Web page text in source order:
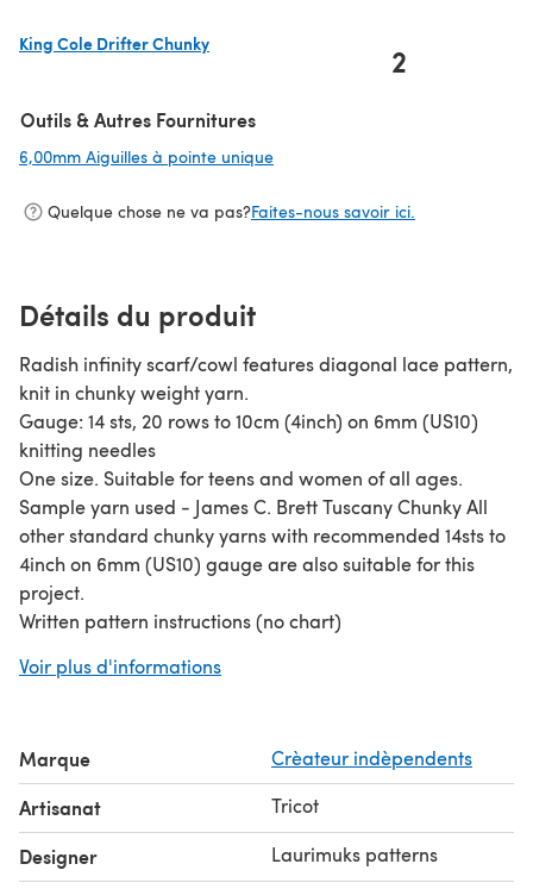
King Cole Drifter Chunky
2
Outils & Autres Fournitures
6,00mm Aiguilles à pointe unique
Quelque chose ne va pas?Faites-nous savoir ici.
Détails du produit
Radish infinity scarf/cowl features diagonal lace pattern,
knit in chunky weight yarn.
Gauge: 14 sts, 20 rows to 10cm (4inch) on 6mm (US10)
knitting needles
One size. Suitable for teens and women of all ages.
Sample yarn used - James C. Brett Tuscany Chunky All
other standard chunky yarns with recommended 14sts to
4inch on 6mm (US10) gauge are also suitable for this
project.
Written pattern instructions (no chart)
together to create an infinity scarf.
family!
© LaurimuksPatterns. All rights reserved.
Voir plus d'informations
Marque Crèateur indèpendents
Artisanat Tricot
Designer Laurimuks patterns